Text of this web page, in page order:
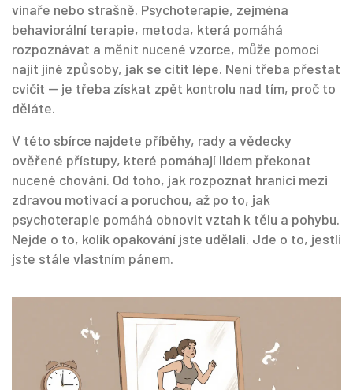
vinaře nebo strašně. Psychoterapie, zejména
behaviorální terapie, metoda, která pomáhá
rozpoznávat a měnit nucené vzorce, může pomoci
najít jiné způsoby, jak se cítit lépe. Není třeba přestat
cvičit — je třeba získat zpět kontrolu nad tím, proč to
děláte.
V této sbírce najdete příběhy, rady a vědecky
ověřené přístupy, které pomáhají lidem překonat
nucené chování. Od toho, jak rozpoznat hranici mezi
zdravou motivací a poruchou, až po to, jak
psychoterapie pomáhá obnovit vztah k tělu a pohybu.
Nejde o to, kolik opakování jste udělali. Jde o to, jestli
jste stále vlastním pánem.